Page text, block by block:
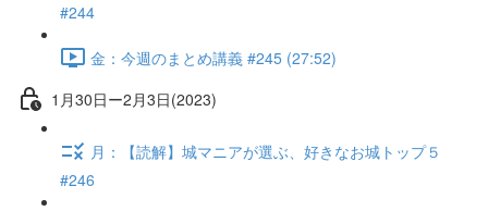
#244
金：今週のまとめ講義 #245 (27:52)
1月30日ー2月3日(2023)
月：【読解】城マニアが選ぶ、好きなお城トップ５
#246